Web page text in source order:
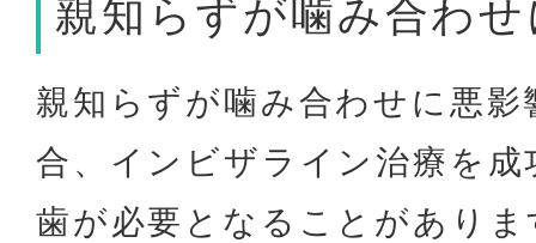
親知らずが噛み合わ
親知らずが噛み合わせに悪
合、インビザライン治療を
歯が必要となることがあり